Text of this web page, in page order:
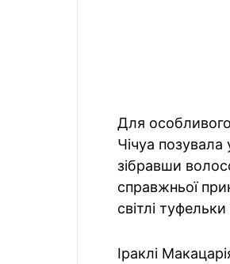
Для
Чічуа
зібравши
справжньої
світлі
Іраклі